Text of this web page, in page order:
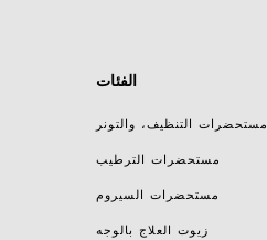
الفئات
مستحضرات التنظيف، والتونر
مستحضرات الترطيب
مستحضرات السيروم
زيوت العلاج بالوجه